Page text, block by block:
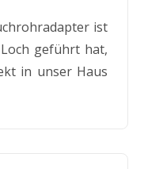
ist
geführt hat,
in unser Haus